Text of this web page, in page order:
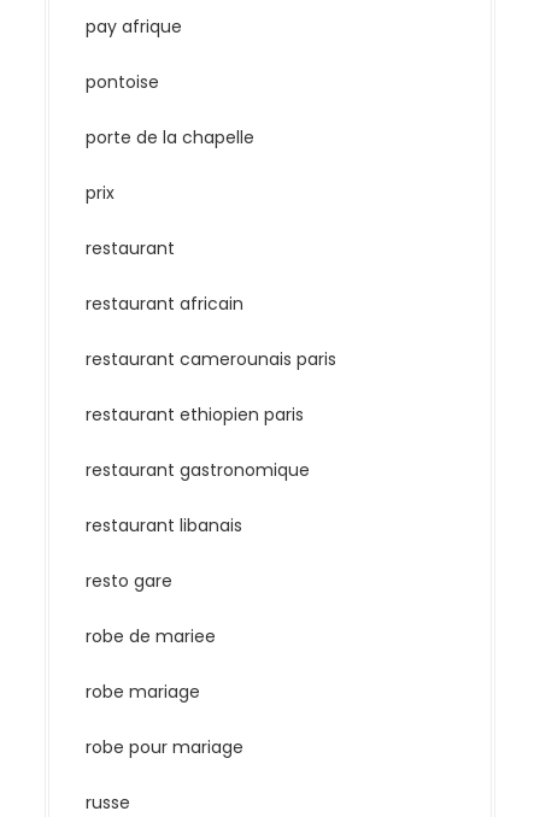
pay afrique
pontoise
porte de la chapelle
prix
restaurant
restaurant africain
restaurant camerounais paris
restaurant ethiopien paris
restaurant gastronomique
restaurant libanais
resto gare
robe de mariee
robe mariage
robe pour mariage
russe